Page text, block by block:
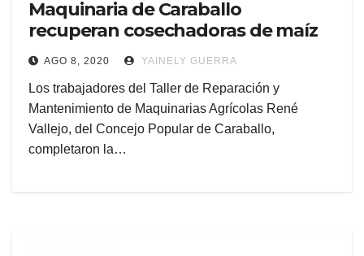
Maquinaria de Caraballo
recuperan cosechadoras de maíz
AGO 8, 2020 YAINELY GUERRA
Los trabajadores del Taller de Reparación y
Mantenimiento de Maquinarias Agrícolas René
Vallejo, del Concejo Popular de Caraballo,
completaron la…